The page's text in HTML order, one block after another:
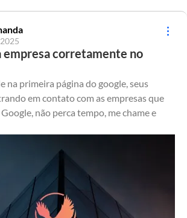
empresa corretamente no
na primeira página do google, seus
em contato com as empresas que
não perca tempo, me chame e